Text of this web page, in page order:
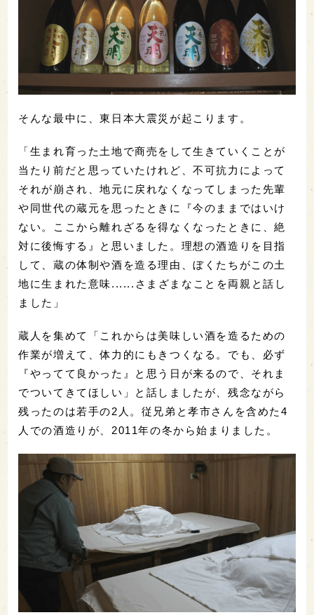
そんな最中に、東日本大震災が起こります。
「生まれ育った土地で商売をして生きていくことが
当たり前だと思っていたけれど、不可抗力によって
それが崩され、地元に戻れなくなってしまった先輩
や同世代の蔵元を思ったときに『今のままではいけ
ない。ここから離れざるを得なくなったときに、絶
対に後悔する』と思いました。理想の酒造りを目指
して、蔵の体制や酒を造る理由、ぼくたちがこの土
地に生まれた意味......さまざまなことを両親と話し
ました」
蔵人を集めて「これからは美味しい酒を造るための
作業が増えて、体力的にもきつくなる。でも、必ず
『やってて良かった』と思う日が来るので、それま
でついてきてほしい」と話しましたが、残念ながら
残ったのは若手の2人。従兄弟と孝市さんを含めた4
人での酒造りが、2011年の冬から始まりました。